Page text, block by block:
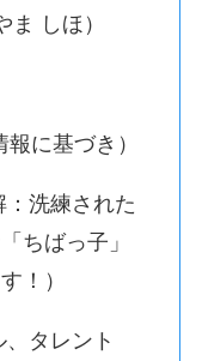
しほ）
に基づき）
洗練された
ちばっ子」
！）
タレント